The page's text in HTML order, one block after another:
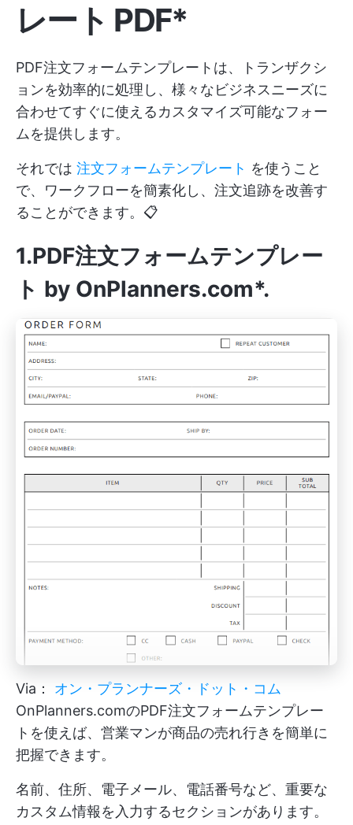
レート PDF*
PDF注文フォームテンプレートは、トランザクシ
ョンを効率的に処理し、様々なビジネスニーズに
合わせてすぐに使えるカスタマイズ可能なフォー
ムを提供します。
それでは 注文フォームテンプレート を使うこと
で、ワークフローを簡素化し、注文追跡を改善す
ることができます。📋
1.PDF注文フォームテンプレー
ト by OnPlanners.com*.
Via： オン・プランナーズ・ドット・コム
OnPlanners.comのPDF注文フォームテンプレー
トを使えば、営業マンが商品の売れ行きを簡単に
把握できます。
名前、住所、電子メール、電話番号など、重要な
カスタム情報を入力するセクションがあります。